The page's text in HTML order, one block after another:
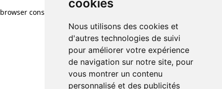
cookies
Nous utilisons des cookies et
d'autres technologies de suivi
pour améliorer votre expérience
de navigation sur notre site, pour
vous montrer un contenu
personnalisé et des publicités
browser console for more information)